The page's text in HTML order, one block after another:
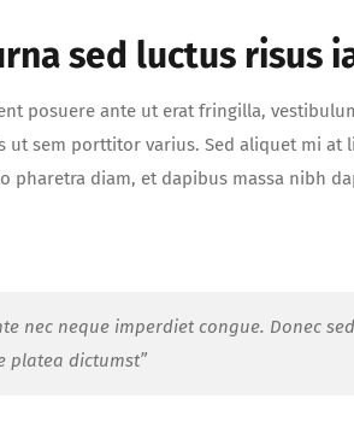
sed luctus risus
posuere ante ut erat fringilla,
sem porttitor varius. Sed aliquet mi at
pharetra diam, et dapibus massa nibh
nec neque imperdiet congue. Donec
platea dictumst”